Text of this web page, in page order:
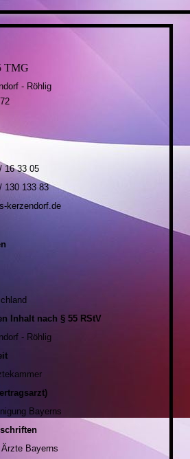
TMG
- Röhlig
16 33 05
133 83
Inhalt nach § 55 RStV
- Röhlig
Bayerns
Bayerns